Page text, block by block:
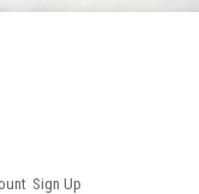
Sign Up